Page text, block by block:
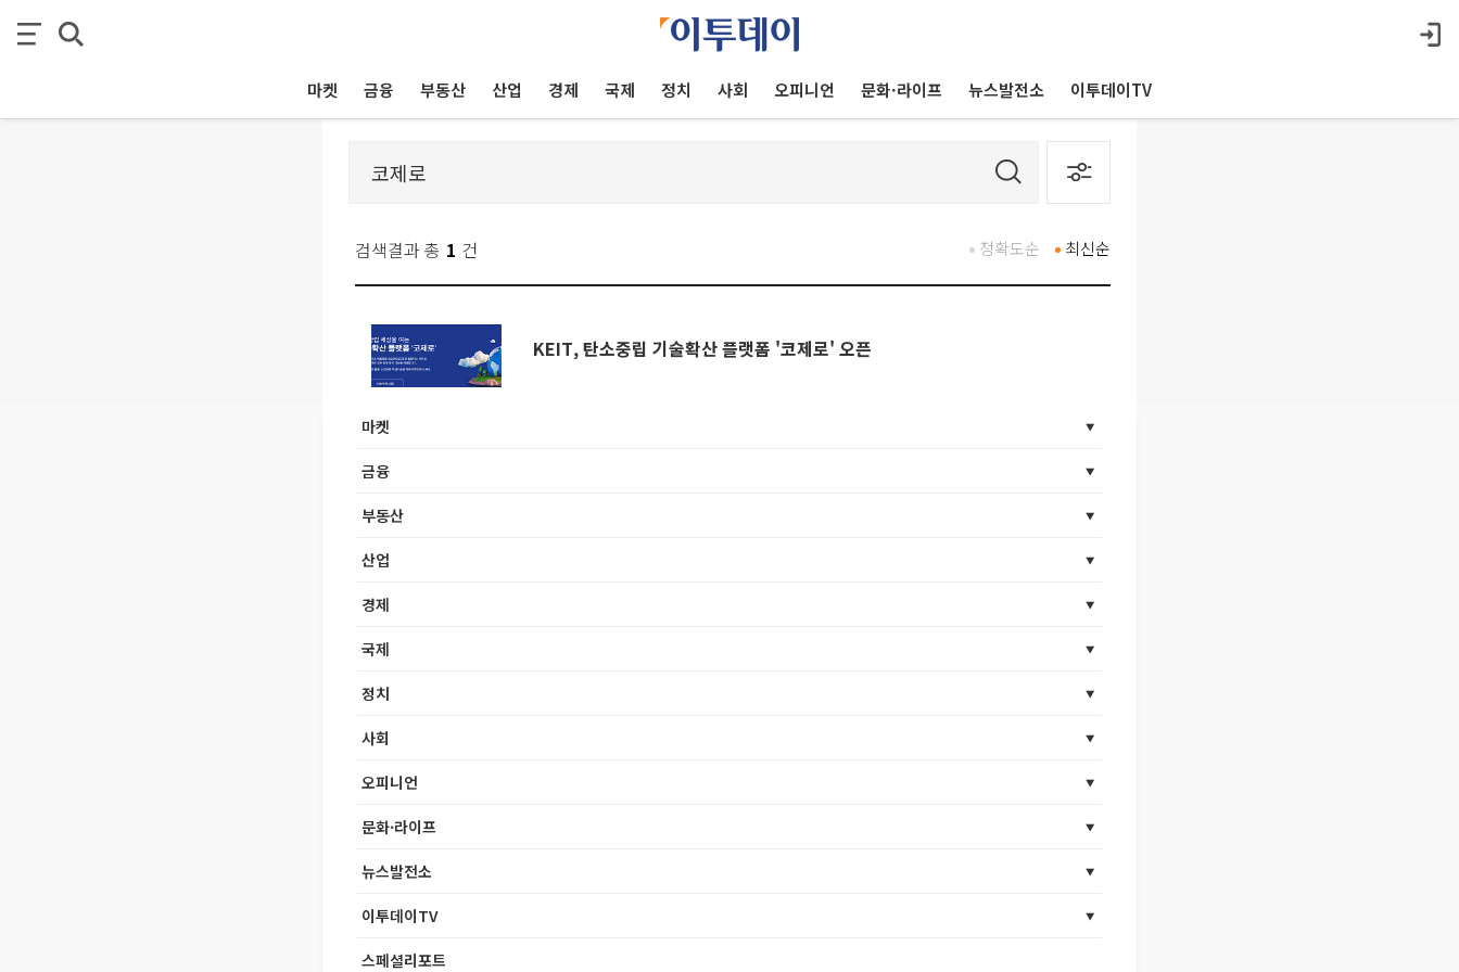
마켓 금융 부동산 산업 경제 국제 정치 사회 오피니언 문화·라이프 뉴스발전소 이투데이TV
검색결과 총 1 건 최신순
정확도순
KEIT, 탄소중립 기술확산 플랫폼 '코제로' 오픈
마켓
금융
부동산
산업
경제
국제
정치
사회
오피니언
문화·라이프
뉴스발전소
이투데이TV
스페셜리포트